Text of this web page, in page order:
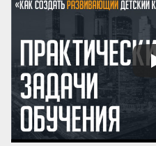
проведет
у кого
джинна в
более
или «...